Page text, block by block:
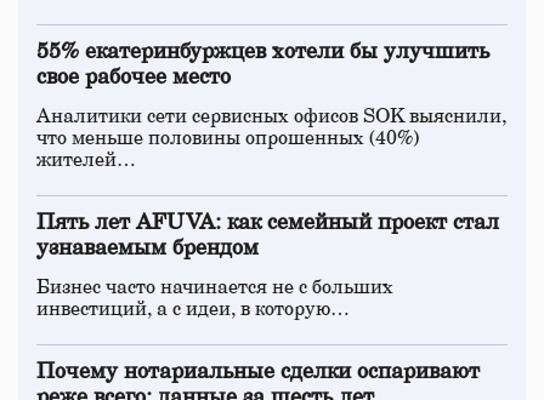
55% екатеринбуржцев хотели бы улучшить
свое рабочее место
Аналитики сети сервисных офисов SOK выяснили,
что меньше половины опрошенных (40%)
жителей…
Пять лет AFUVA: как семейный проект стал
узнаваемым брендом
Бизнес часто начинается не с больших
инвестиций, а с идеи, в которую…
Почему нотариальные сделки оспаривают